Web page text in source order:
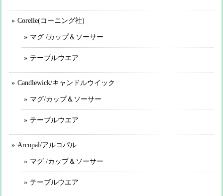
Corelle(コーニング社)
マグ /カップ＆ソーサー
テーブルウエア
Candlewick/キャンドルウイック
マグ/カップ＆ソーサー
テーブルウエア
Arcopal/アルコパル
マグ /カップ＆ソーサー
テーブルウエア